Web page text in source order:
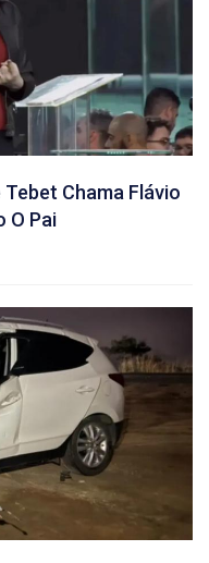
Tebet Chama Flávio
O Pai